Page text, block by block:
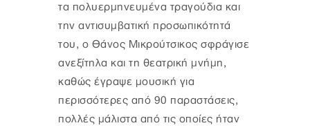
τα πολυερμηνευμένα τραγούδια και
την αντισυμβατική προσωπικότητά
του, ο Θάνος Μικρούτσικος σφράγισε
ανεξίτηλα και τη θεατρική μνήμη,
καθώς έγραψε μουσική για
περισσότερες από 90 παραστάσεις,
πολλές μάλιστα από τις οποίες ήταν